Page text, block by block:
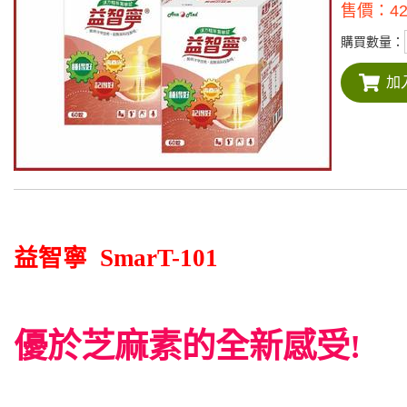
售價：
購買數量：
益智寧 SmarT-101
優於芝麻素的全新感受!